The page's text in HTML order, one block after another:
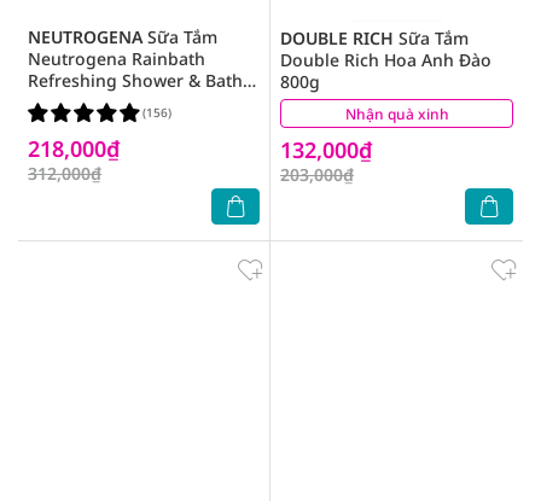
NEUTROGENASữa Tắm
Neutrogena Rainbath
Refreshing Shower & Bath
Gel Tươi Mát Và Mịn Màng
473ml
218,000₫
312,000₫
(156) Nhận quà xinh
DOUBLE RICH Sữa Tắm
Double Rich Hoa Anh Đào
800g
132,000₫
203,000₫
(0)